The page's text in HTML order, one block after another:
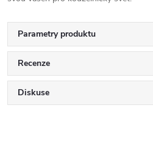
Parametry produktu
Recenze
Diskuse